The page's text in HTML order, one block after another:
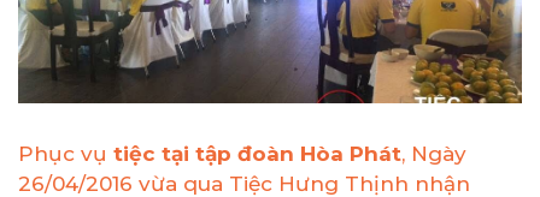
Phục vụ tiệc tại tập đoàn Hòa Phát, Ngày
26/04/2016 vừa qua Tiệc Hưng Thịnh nhận